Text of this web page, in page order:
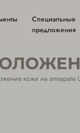
Специальные
предложения
кожи на аппарате